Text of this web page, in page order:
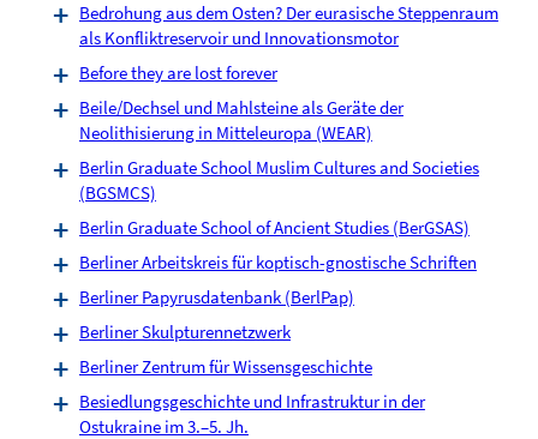
Bedrohung aus dem Osten? Der eurasische Steppenraum
als Konfliktreservoir und Innovationsmotor
Before they are lost forever
Beile/Dechsel und Mahlsteine als Geräte der
Neolithisierung in Mitteleuropa (WEAR)
Berlin Graduate School Muslim Cultures and Societies
(BGSMCS)
Berlin Graduate School of Ancient Studies (BerGSAS)
Berliner Arbeitskreis für koptisch-gnostische Schriften
Berliner Papyrusdatenbank (BerlPap)
Berliner Skulpturennetzwerk
Berliner Zentrum für Wissensgeschichte
Besiedlungsgeschichte und Infrastruktur in der
Ostukraine im 3.–5. Jh.